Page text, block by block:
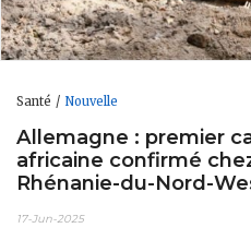
Santé Nouvelle
Allemagne : premier
africaine confirmé
Rhénanie-du-Nord-
17-Jun-2025